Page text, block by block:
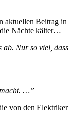
aktuellen Beitrag
Nächte kälter…
Nur so viel,
…”
von den